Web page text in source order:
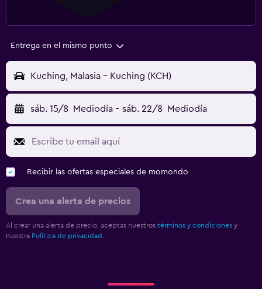
Entrega en el mismo punto
Kuching, Malasia - Kuching (KCH)
sáb. 15/8 Mediodía - sáb. 22/8 Mediodía
Recibir las ofertas especiales de momondo
Crea una alerta de precios
Al crear una alerta de precio, aceptas nuestros términos y condiciones y
nuestra Política de privacidad.